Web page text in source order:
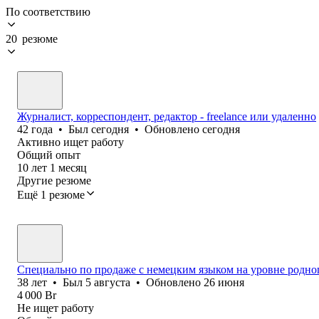
По соответствию
20 резюме
Журналист, корреспондент, редактор - freelance или удаленно
42 года • Был сегодня • Обновлено сегодня
Активно ищет работу
Общий опыт
10 лет 1 месяц
Другие резюме
Ещё 1 резюме
Специально по продаже с немецким языком на уровне
38 лет • Был 5 августа • Обновлено 26 июня
4 000 Br
Не ищет работу